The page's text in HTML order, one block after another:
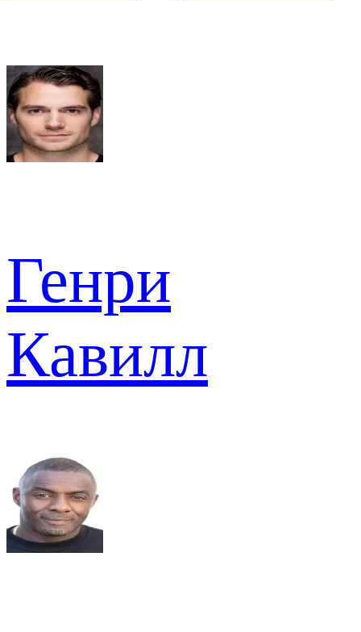
Генри
Кавилл